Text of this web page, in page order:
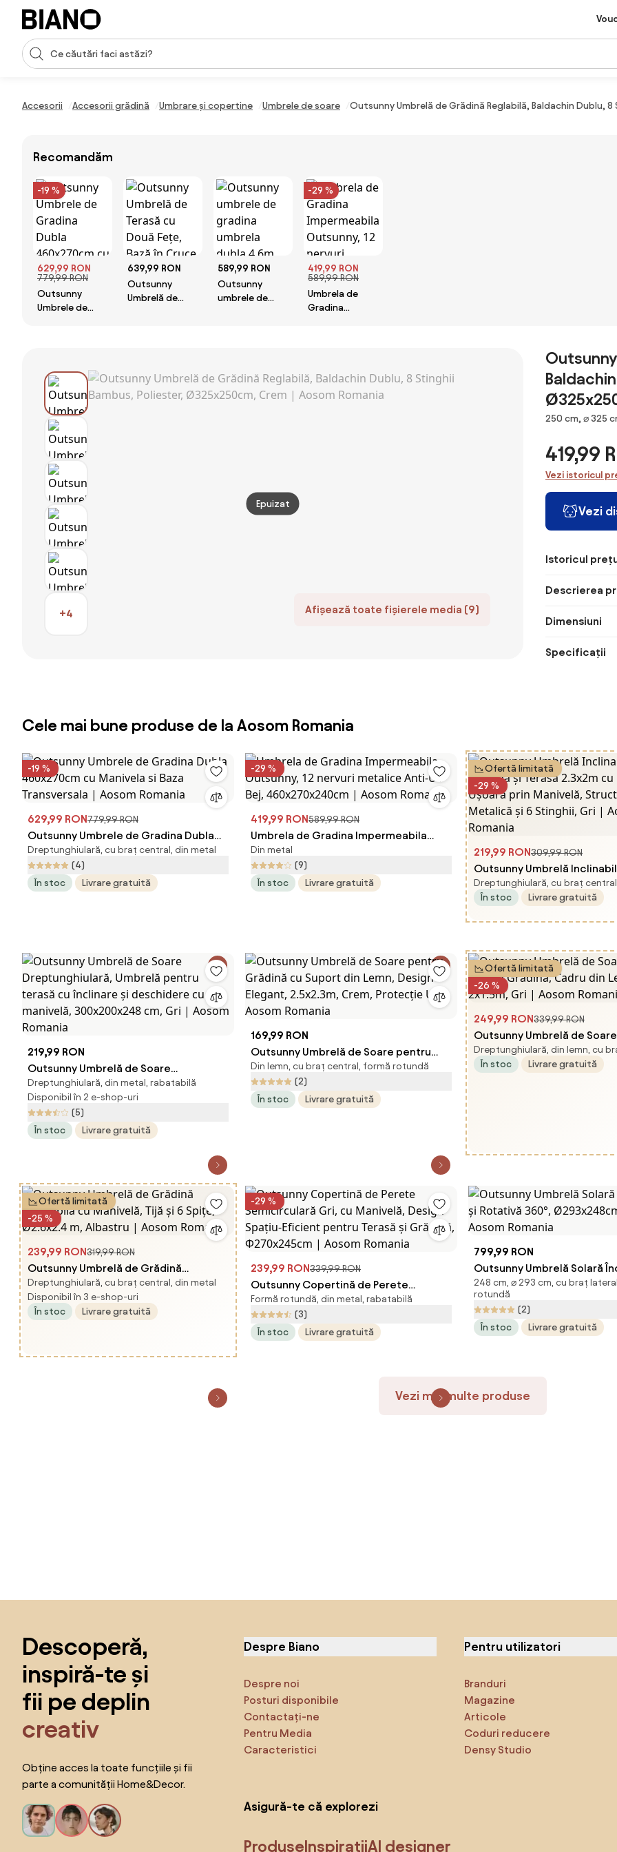
Sari peste navigare, accesează conținutul
Introducerea căutării
Accesorii Accesorii grădină Umbrare și copertine Umbrele de soare Outsunny Umbrelă de Grădină Reglabilă, Baldachin Dublu,
Recomandăm
-19 %
629,99 RON
779,99 RON
Outsunny
Umbrele de
Transversala |
Aosom Romania
639,99 RON
Outsunny
Umbrelă de
Aosom Romania
589,99 RON
Outsunny
umbrele de
-29 %
419,99 RON
589,99 RON
Umbrela de
Gradina
UV Bej,
460x270x240cm
+4 Afișează toate fișierele media (9)
Epuizat
Dimensiuni
250 cm, ⌀ 325
419,99
Vezi istoricul
Vezi
Istoricul
Descrierea
Dimensiuni
Specificații
Cele mai bune produse de la Aosom Romania
-19 %
629,99 RON779,99 RON
Outsunny Umbrele de Gradina Dubla
460x270cm cu Manivela si Baza
Transversala | Aosom Romania
Dreptunghiulară, cu braț central, din metal
(4)
În stoc
Livrare gratuită
-29 %
419,99 RON589,99 RON
Umbrela de Gradina Impermeabila
Outsunny, 12 nervuri metalice Anti-UV
Bej, 460x270x240cm | Aosom Romania
Din metal
(9)
În stoc
Livrare gratuită
Ofertă limitată
-29 %
219,99 RON309,99 RON
Outsunny Umbrelă
Grădină și Terasă 2.3x2m cu
Deschidere Ușoară prin
Dreptunghiulară, cu braț
În stoc
Livrare gratuită
219,99 RON
Outsunny Umbrelă de Soare
Dreptunghiulară, Umbrelă pentru
terasă cu înclinare și deschidere cu
manivelă, 300x200x248 cm, Gri |
Aosom Romania
Dreptunghiulară, din metal, rabatabilă
Disponibil în 2 e-shop-uri
(5)
În stoc
Livrare gratuită
169,99 RON
Outsunny Umbrelă de Soare pentru
Grădină cu Suport din Lemn, Design
Elegant, 2.5x2.3m, Crem, Protecție UV |
Aosom Romania
Din lemn, cu braț central, formă rotundă
(2)
În stoc
Livrare gratuită
Ofertă limitată
-26 %
249,99 RON339,99 RON
Outsunny Umbrelă de
pentru Grădină, Cadru din
2x1.5m, Gri | Aosom Romania
Dreptunghiulară, din lemn, cu
În stoc
Livrare gratuită
Ofertă limitată
-25 %
239,99 RON319,99 RON
Outsunny Umbrelă de Grădină
Înclinabilă cu Manivelă, Tijă și 6 Spițe,
Ø2.6x2.4 m, Albastru | Aosom Romania
Dreptunghiulară, cu braț central, din metal
Disponibil în 3 e-shop-uri
În stoc
Livrare gratuită
-29 %
239,99 RON339,99 RON
Outsunny Copertină de Perete
Semicirculară Gri, cu Manivelă, Design
Spațiu-Eficient pentru Terasă și
Grădină, Φ270x245cm | Aosom
Formă rotundă, din metal, rabatabilă
(3)
În stoc
Livrare gratuită
799,99 RON
Outsunny Umbrelă Solară
Rotativă 360°,
Aosom Romania
248 cm, ⌀ 293 cm, cu braț
rotundă
(2)
În stoc
Livrare gratuită
Vezi mai multe produse
Descoperă,
inspiră-te și
fii pe deplin
creativ
Obține acces la toate funcțiile și fii
parte a comunității Home&Decor.
Despre Biano
Despre noi
Posturi disponibile
Contactați-ne
Pentru Media
Caracteristici
Pentru utilizatori
Branduri
Magazine
Articole
Coduri reducere
Densy Studio
Asigură-te că explorezi
Produse InspirațiiAI designer